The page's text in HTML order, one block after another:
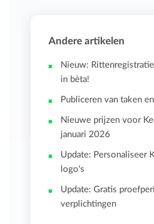
Andere artikelen
Nieuw:
in bèta!
Publiceren van taken
Nieuwe prijzen voor
januari 2026
Update: Personaliseer
logo's
Update: Gratis
verplichtingen